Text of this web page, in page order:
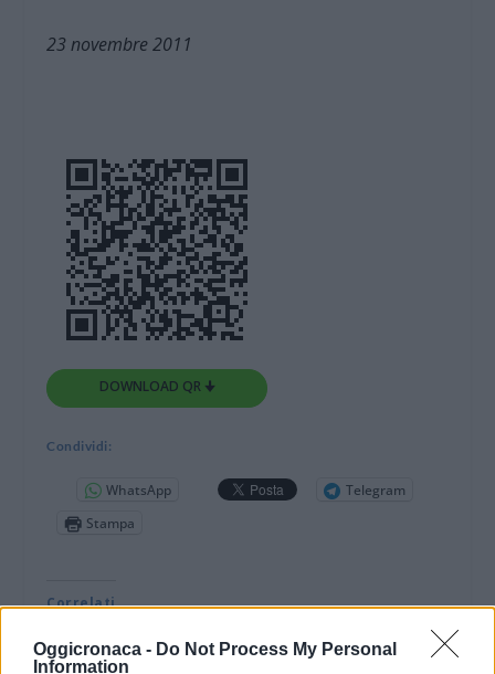
Oggicronaca - Do Not Process My Personal
Information
23 novembre 2011
DOWNLOAD QR 🠋
Condividi:
WhatsApp
Telegram
Stampa
Correlati
VOLPEDO: Il sindaco
chiede alla provincia